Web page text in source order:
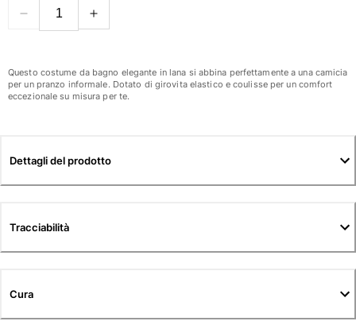
Slips
Vedi tutti i Costumi da bagno
Abbigliamento
Shorts
Camicie
Pantaloni
Vedi tutti i Abbigliamento
Questo costume da bagno elegante in lana si abbina perfettamente a una camicia
per un pranzo informale. Dotato di girovita elastico e coulisse per un comfort
eccezionale su misura per te.
Dettagli del prodotto
Tracciabilità
Cura